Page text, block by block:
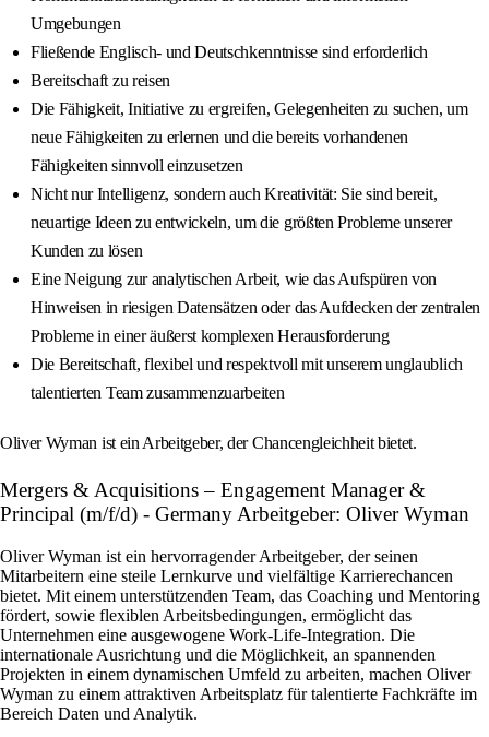
Umgebungen
Fließende Englisch- und Deutschkenntnisse sind erforderlich
Bereitschaft zu reisen
Die Fähigkeit, Initiative zu ergreifen, Gelegenheiten zu suchen, um
neue Fähigkeiten zu erlernen und die bereits vorhandenen
Fähigkeiten sinnvoll einzusetzen
Nicht nur Intelligenz, sondern auch Kreativität: Sie sind bereit,
neuartige Ideen zu entwickeln, um die größten Probleme unserer
Kunden zu lösen
Eine Neigung zur analytischen Arbeit, wie das Aufspüren von
Hinweisen in riesigen Datensätzen oder das Aufdecken der zentralen
Probleme in einer äußerst komplexen Herausforderung
Die Bereitschaft, flexibel und respektvoll mit unserem unglaublich
talentierten Team zusammenzuarbeiten
Oliver Wyman ist ein Arbeitgeber, der Chancengleichheit bietet.
Mergers & Acquisitions – Engagement Manager &
Principal (m/f/d) - Germany Arbeitgeber: Oliver Wyman
Oliver Wyman ist ein hervorragender Arbeitgeber, der seinen
Mitarbeitern eine steile Lernkurve und vielfältige Karrierechancen
bietet. Mit einem unterstützenden Team, das Coaching und Mentoring
fördert, sowie flexiblen Arbeitsbedingungen, ermöglicht das
Unternehmen eine ausgewogene Work-Life-Integration. Die
internationale Ausrichtung und die Möglichkeit, an spannenden
Projekten in einem dynamischen Umfeld zu arbeiten, machen Oliver
Wyman zu einem attraktiven Arbeitsplatz für talentierte Fachkräfte im
Bereich Daten und Analytik.